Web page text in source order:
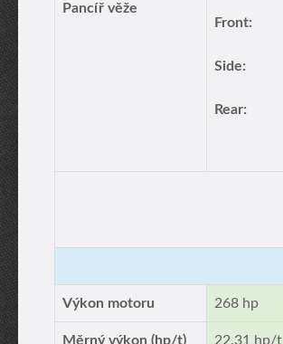
Pancíř věže
Front:
Side:
Rear:
Výkon motoru 268 hp
Měrný výkon (hp/t) 22.31 hp/t